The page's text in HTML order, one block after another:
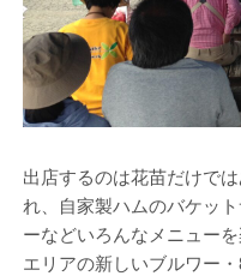
出店するのは花苗だけで
れ、自家製ハムのバケッ
ーなどいろんなメニュー
エリアの新しいブルワー